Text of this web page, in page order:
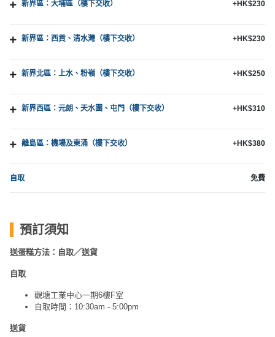
新界區：大埔區（樓下交收） +HK$230
新界區：西貢、清水灣（樓下交收） +HK$230
新界北區：上水、粉嶺（樓下交收） +HK$250
新界西區：元朗、天水圍、屯門（樓下交收） +HK$310
離島區：機場及東涌（樓下交收） +HK$380
自取 免費
預訂須知
送蛋糕方法：自取／送貨
自取
觀塘工業中心一期6樓F室
自取時間：10:30am - 5:00pm
送貨